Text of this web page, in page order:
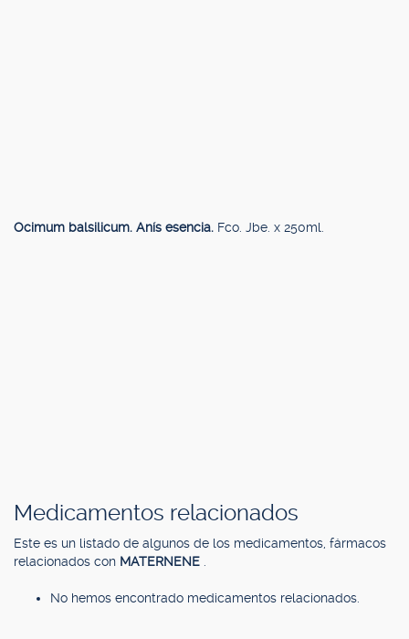
Ocimum balsilicum. Anís esencia. Fco. Jbe. x 250ml.
Medicamentos relacionados
Este es un listado de algunos de los medicamentos, fármacos
relacionados con MATERNENE
No hemos encontrado medicamentos relacionados.